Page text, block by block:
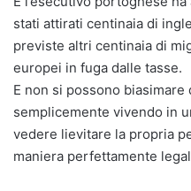
stati attirati centinaia di
previste altri centinaia di
europei in fuga dalle tasse.
E non si possono
semplicemente vivendo in
vedere lievitare la propria
maniera perfettamente